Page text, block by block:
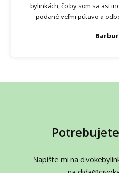
bylinkách, čo by som sa asi
podané veľmi pútavo a
Napíšte mi na